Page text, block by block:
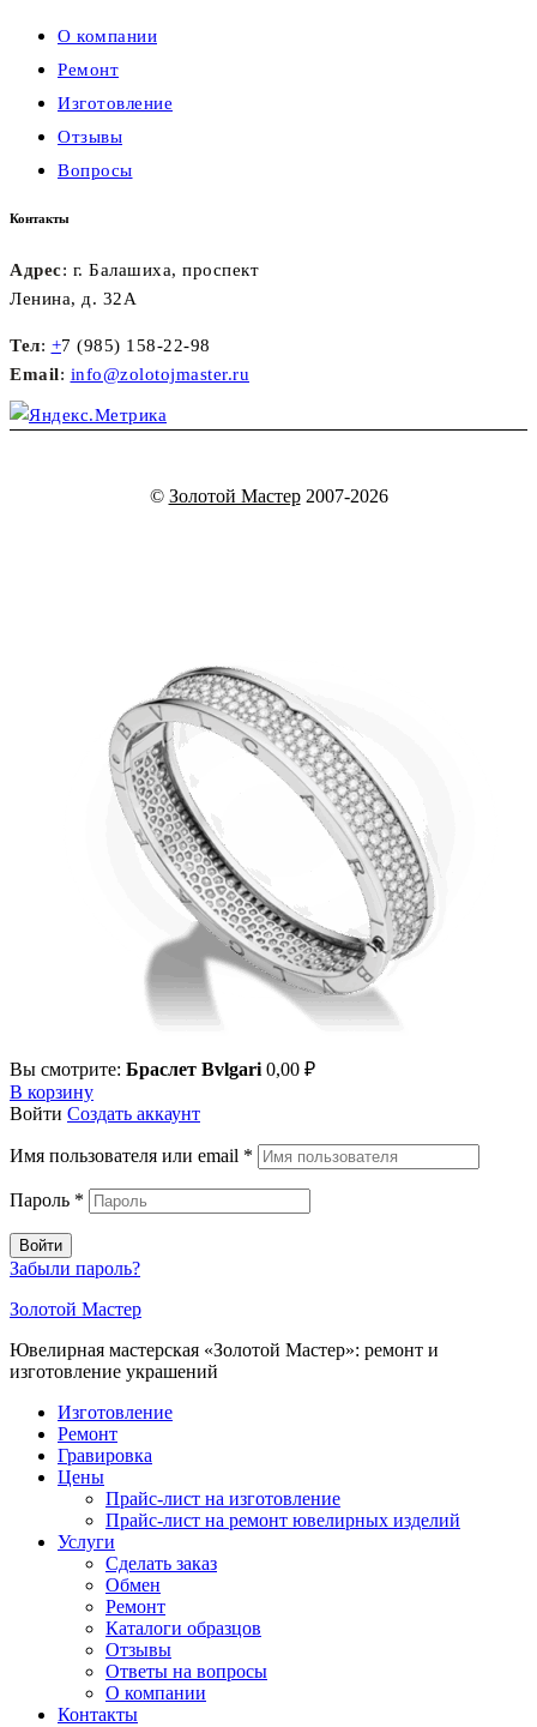
О компании
Ремонт
Изготовление
Отзывы
Вопросы
Контакты
Адрес: г. Балашиха, проспект
Ленина, д. 32А
Тел: +7 (985) 158-22-98
Email: info@zolotojmaster.ru
© Золотой Мастер2007-2026
Вы смотрите: Браслет Bvlgari 0,00 ₽
В корзину
Войти Создать аккаунт
Имя пользователя или email *
Пароль *
Войти
Забыли пароль?
Золотой Мастер
Ювелирная мастерская «Золотой Мастер»: ремонт и
изготовление украшений
Изготовление
Ремонт
Гравировка
Цены
Прайс-лист на изготовление
Прайс-лист на ремонт ювелирных изделий
Услуги
Сделать заказ
Обмен
Ремонт
Каталоги образцов
Отзывы
Ответы на вопросы
О компании
Контакты